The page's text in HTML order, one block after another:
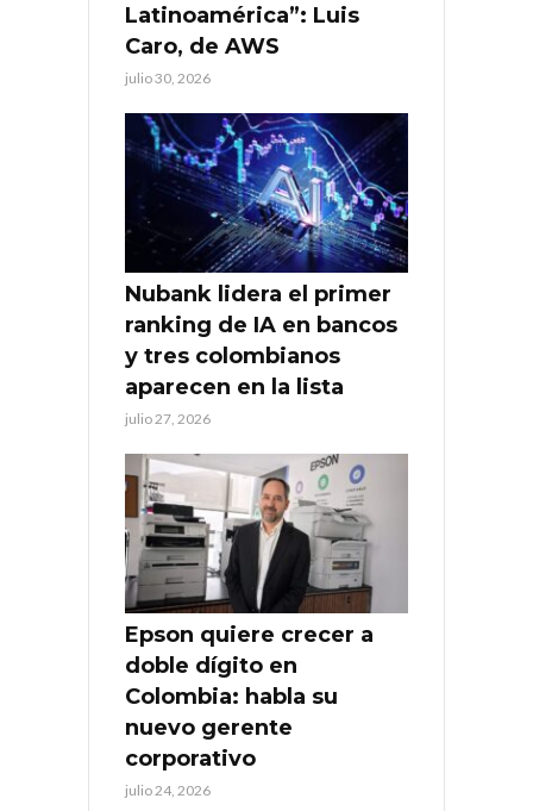
Latinoamérica”: Luis
Caro, de AWS
julio 30, 2026
Nubank lidera el primer
ranking de IA en bancos
y tres colombianos
aparecen en la lista
julio 27, 2026
Epson quiere crecer a
doble dígito en
Colombia: habla su
nuevo gerente
corporativo
julio 24, 2026